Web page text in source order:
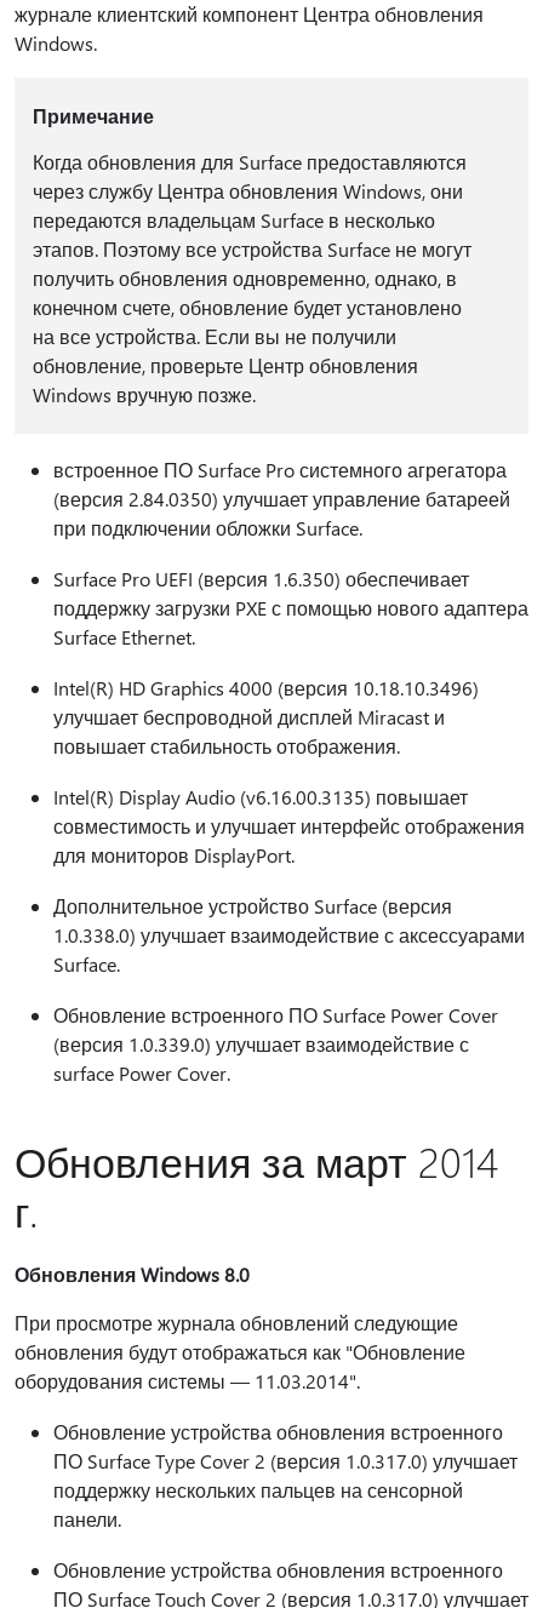
журнале клиентский компонент Центра обновления
Windows.
Примечание
Когда обновления для Surface предоставляются
через службу Центра обновления Windows, они
передаются владельцам Surface в несколько
этапов. Поэтому все устройства Surface не могут
получить обновления одновременно, однако, в
конечном счете, обновление будет установлено
на все устройства. Если вы не получили
обновление, проверьте Центр обновления
Windows вручную позже.
встроенное ПО Surface Pro системного агрегатора
(версия 2.84.0350) улучшает управление батареей
при подключении обложки Surface.
Surface Pro UEFI (версия 1.6.350) обеспечивает
поддержку загрузки PXE с помощью нового адаптера
Surface Ethernet.
Intel(R) HD Graphics 4000 (версия 10.18.10.3496)
улучшает беспроводной дисплей Miracast и
повышает стабильность отображения.
Intel(R) Display Audio (v6.16.00.3135) повышает
совместимость и улучшает интерфейс отображения
для мониторов DisplayPort.
Дополнительное устройство Surface (версия
1.0.338.0) улучшает взаимодействие с аксессуарами
Surface.
Обновление встроенного ПО Surface Power Cover
(версия 1.0.339.0) улучшает взаимодействие с
surface Power Cover.
Обновления за март 2014
г.
Обновления Windows 8.0
При просмотре журнала обновлений следующие
обновления будут отображаться как "Обновление
оборудования системы — 11.03.2014".
Обновление устройства обновления встроенного
ПО Surface Type Cover 2 (версия 1.0.317.0) улучшает
поддержку нескольких пальцев на сенсорной
панели.
Обновление устройства обновления встроенного
ПО Surface Touch Cover 2 (версия 1.0.317.0) улучшает